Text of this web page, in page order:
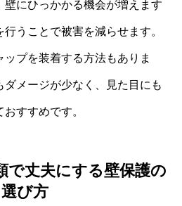
壁にひっかかる機会が増えます
うことで被害を減らせます。
ップを装着する方法もありま
メージが少なく、見た目にも
すすめです。
で丈夫にする壁保護の
選び方